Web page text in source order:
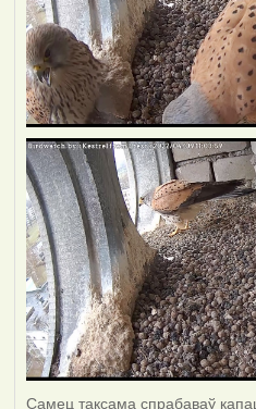
Самец таксама спрабаваў